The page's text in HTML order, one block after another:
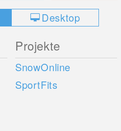
Desktop
Projekte
SnowOnline
SportFits